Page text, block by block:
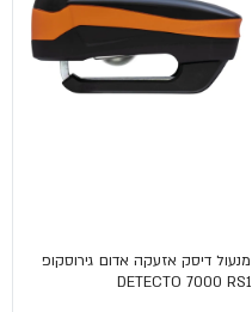
מנעול דיסק אזעקה אדום גירוסקופ
DETECTO 7000 RS1